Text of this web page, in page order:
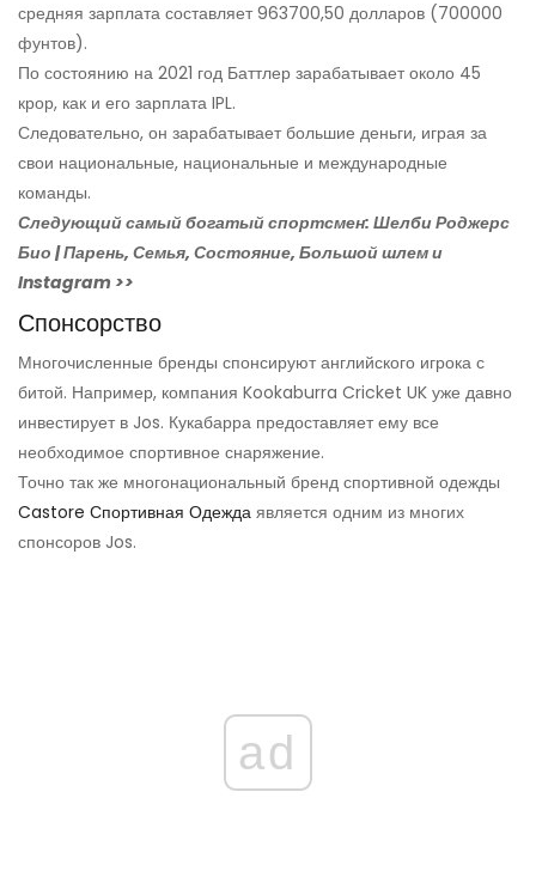
средняя зарплата составляет 963700,50 долларов (700000
фунтов).
По состоянию на 2021 год Баттлер зарабатывает около 45
крор, как и его зарплата IPL.
Следовательно, он зарабатывает большие деньги, играя за
свои национальные, национальные и международные
команды.
Следующий самый богатый спортсмен: Шелби Роджерс
Био | Парень, Семья, Состояние, Большой шлем и
Instagram >>
Спонсорство
Многочисленные бренды спонсируют английского игрока с
битой. Например, компания Kookaburra Cricket UK уже давно
инвестирует в Jos. Кукабарра предоставляет ему все
необходимое спортивное снаряжение.
Точно так же многонациональный бренд спортивной одежды
Castore Спортивная Одежда является одним из многих
спонсоров Jos.
ad